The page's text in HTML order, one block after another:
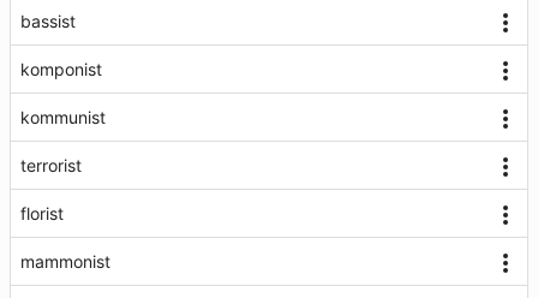
bassist
komponist
kommunist
terrorist
florist
mammonist